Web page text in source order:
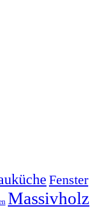
Fenster
Massivholz